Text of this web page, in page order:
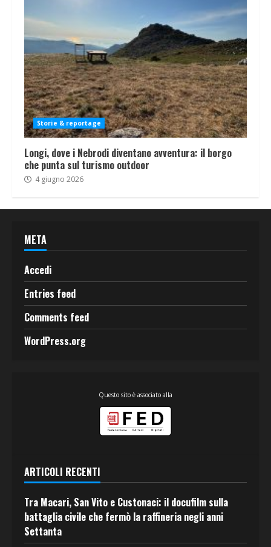
Storie & reportage
Longi, dove i Nebrodi diventano avventura: il borgo
che punta sul turismo outdoor
4 giugno 2026
META
Accedi
Entries feed
Comments feed
WordPress.org
Questo sito è associato alla
ARTICOLI RECENTI
Tra Macari, San Vito e Custonaci: il docufilm sulla
battaglia civile che fermò la raffineria negli anni
Settanta